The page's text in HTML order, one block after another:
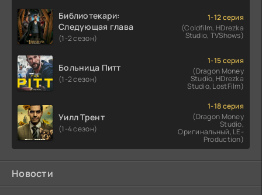
Библиотекари:
Следующая глава
(1-2 сезон)
1-12 серия
(Coldfilm, HDrezka
Studio, TVShows)
Больница Питт
(1-2 сезон)
1-15 серия
(Dragon Money
Studio, HDrezka
Studio, LostFilm)
Уилл Трент
(1-4 сезон)
1-18 серия
(Dragon Money
Studio,
Оригинальный, LE-
Production)
Новости